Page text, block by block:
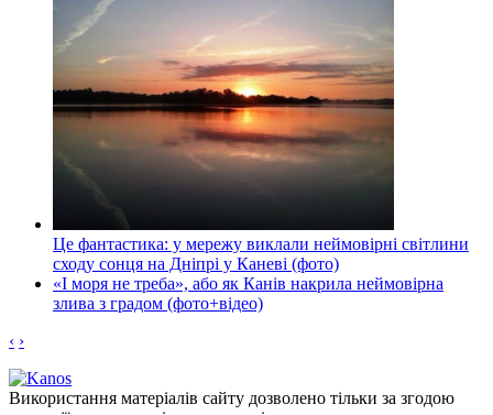
Це фантастика: у мережу виклали неймовірні світлини
сходу сонця на Дніпрі у Каневі (фото)
«І моря не треба», або як Канів накрила неймовірна
злива з градом (фото+відео)
‹ ›
Використання матеріалів сайту дозволено тільки за згодою